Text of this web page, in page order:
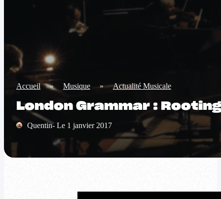
Accueil » Musique » Actualité Musicale
London Grammar :
Quentin- Le 1 janvier 2017